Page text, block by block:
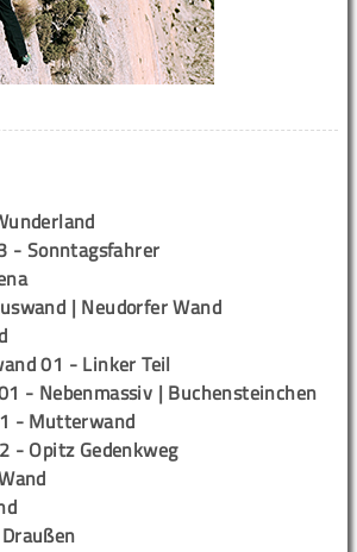
- Sonntagsfahrer
| Neudorfer Wand
01 - Linker Teil
- Nebenmassiv | Buchensteinchen
- Mutterwand
- Opitz Gedenkweg